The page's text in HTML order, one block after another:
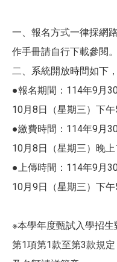
一、報名方式一律採網
作手冊請自行下載參閱。
二、系統開放時間如下
●報名期間：114年9月
10月8日（星期三）下午
●繳費時間：114年9月
10月8日（星期三）晚上
●上傳時間：114年9月
10月9日（星期三）下午
※本學年度甄試入學招
第1項第1款至第3款規